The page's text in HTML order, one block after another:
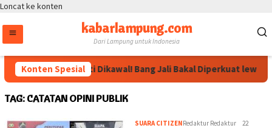
Loncat ke konten
kabarlampung.com
Dari Lampung untuk Indonesia
Konten Spesial
Arahan Megawati Dikawal! Bang Jali Bakal Diperkuat lewat
TAG: CATATAN OPINI PUBLIK
SUARA CITIZENRedaktur Redaktur
22